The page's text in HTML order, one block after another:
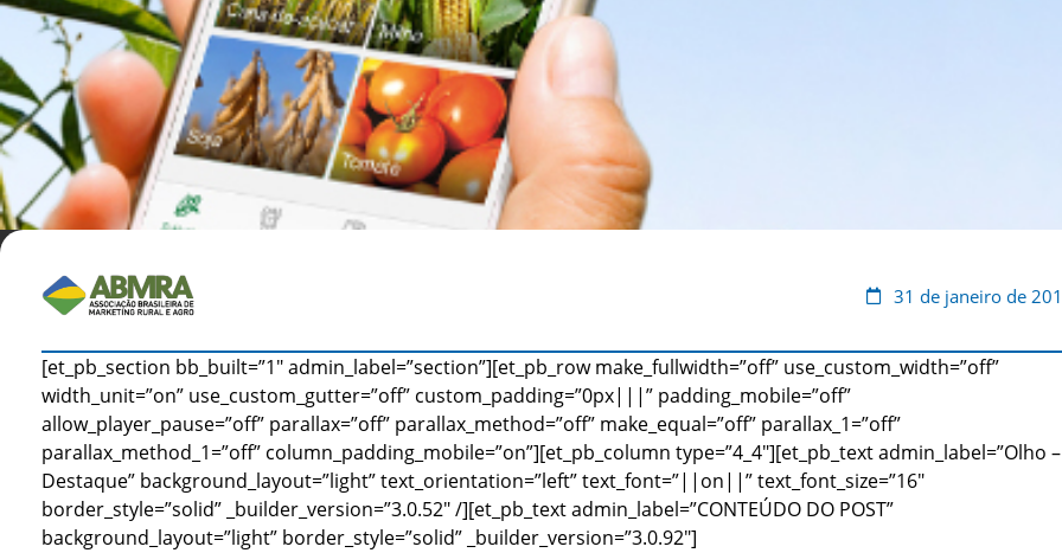
31 de janeiro de
[et_pb_section bb_built=”1″ admin_label=”section”][et_pb_row make_fullwidth=”off” use_custom_width=”off”
width_unit=”on” use_custom_gutter=”off” custom_padding=”0px|||” padding_mobile=”off”
allow_player_pause=”off” parallax=”off” parallax_method=”off” make_equal=”off” parallax_1=”off”
parallax_method_1=”off” column_padding_mobile=”on”][et_pb_column type=”4_4″][et_pb_text admin_label=”Olho –
Destaque” background_layout=”light” text_orientation=”left” text_font=”||on||” text_font_size=”16″
border_style=”solid” _builder_version=”3.0.52″ /][et_pb_text admin_label=”CONTEÚDO DO POST”
background_layout=”light” border_style=”solid” _builder_version=”3.0.92″]